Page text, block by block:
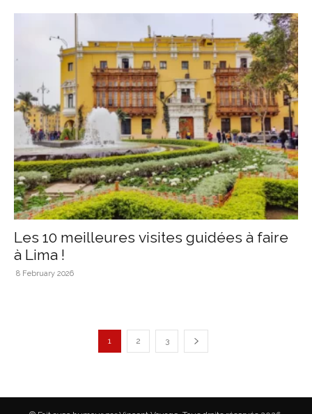
Les 10 meilleures visites guidées à faire
à Lima !
8 February 2026
1 2 3